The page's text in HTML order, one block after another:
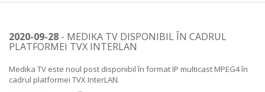
2020-09-28 - MEDIKA TV DISPONIBIL ÎN CADRUL
PLATFORMEI TVX INTERLAN
Medika TV este noul post disponibil în format IP multicast MPEG4 în
cadrul platformei TVX InterLAN.